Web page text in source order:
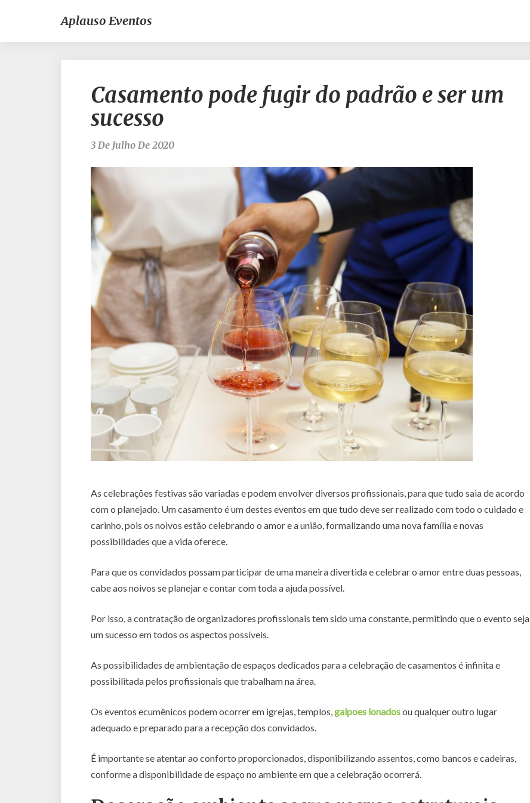
Aplauso Eventos
pode
fugir
um
sucesso
Casamento pode fugir do padrão e ser um
sucesso
3 De Julho De 2020
As celebrações festivas são variadas e podem envolver diversos profissionais, para que tudo saia de acordo
com o planejado. Um casamento é um destes eventos em que tudo deve ser realizado com todo o cuidado e
carinho, pois os noivos estão celebrando o amor e a união, formalizando uma nova família e novas
possibilidades que a vida oferece.
Para que os convidados possam participar de uma maneira divertida e celebrar o amor entre duas pessoas,
cabe aos noivos se planejar e contar com toda a ajuda possível.
Por isso, a contratação de organizadores profissionais tem sido uma constante, permitindo que o evento seja
um sucesso em todos os aspectos possíveis.
As possibilidades de ambientação de espaços dedicados para a celebração de casamentos é infinita e
possibilitada pelos profissionais que trabalham na área.
Os eventos ecumênicos podem ocorrer em igrejas, templos, galpoes lonadosou qualquer outro lugar
adequado e preparado para a recepção dos convidados.
É importante se atentar ao conforto proporcionados, disponibilizando assentos, como bancos e cadeiras,
conforme a disponibilidade de espaço no ambiente em que a celebração ocorrerá.